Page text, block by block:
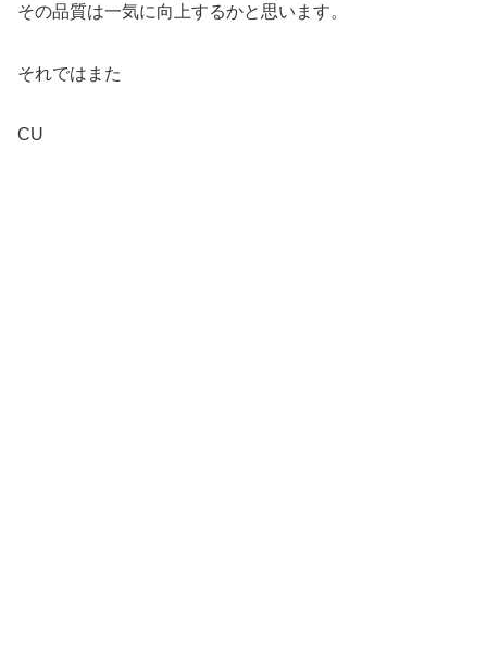
その品質は一気に向上するかと思います。
それではまた
CU